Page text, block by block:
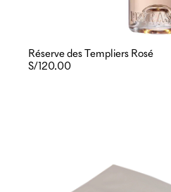
Réserve des Templiers Rosé
S/120.00